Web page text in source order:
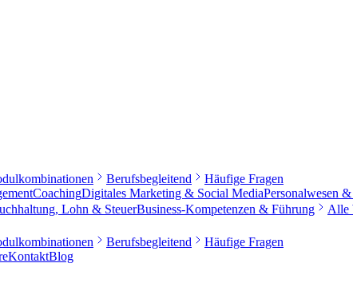
Berufsbegleitend
Häufige Fragen
CoachingDigitales Marketing & Social MediaPersonalwesen
Lohn & SteuerBusiness-Kompetenzen & Führung Alle
Berufsbegleitend
Häufige Fragen
KontaktBlog